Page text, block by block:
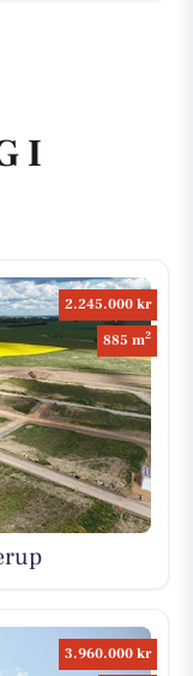
I
2.245.000 kr
885 m2
3.960.000 kr